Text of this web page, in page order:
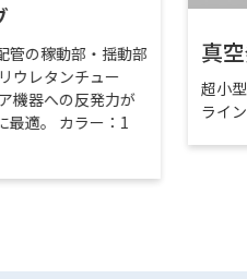
管の稼動部・揺動部
ウレタンチュー
機器への反発力が
最適。 カラー：1
真
超小
ライ